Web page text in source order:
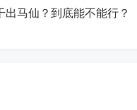
出马仙？到底能不能行？